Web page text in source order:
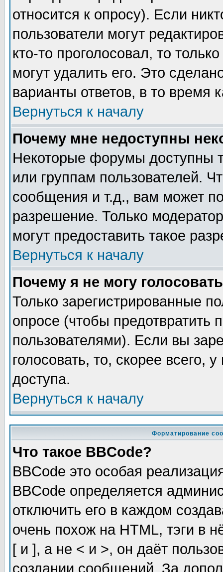
относится к опросу). Если
пользователи могут
кто-то проголосовал, то
могут удалить его. Это
варианты ответов, в то время
Вернуться к началу
Почему мне недоступны
Некоторые форумы доступны
или группам пользователей.
сообщения и т.д., вам может
разрешение. Только
могут предоставить такое
Вернуться к началу
Почему я не могу
Только зарегистрированные
опросе (чтобы предотвратить
пользователями). Если вы
голосовать, то, скорее всего,
доступа.
Вернуться к началу
Форматирование
Что такое BBCode?
BBCode это особая
BBCode определяется
отключить его в каждом
очень похож на HTML, тэги в
[ и ], а не < и >, он даёт
создании сообщений. За